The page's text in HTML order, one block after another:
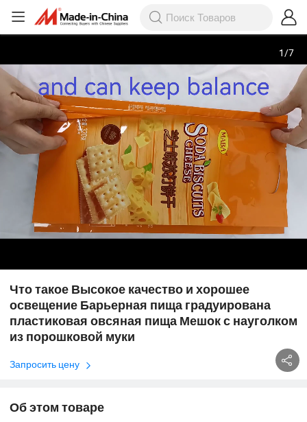
1/7
Что такое Высокое качество и хорошее
освещение Барьерная пища градуирована
пластиковая овсяная пища Мешок с науголком
из порошковой муки
Запросить цену
Об этом товаре